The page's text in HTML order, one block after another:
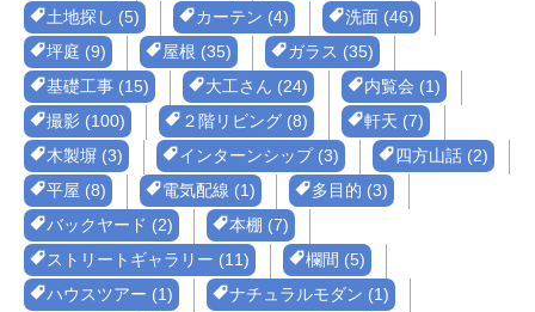
土地探し (5)
カーテン (4)
洗面 (46)
坪庭 (9)
屋根 (35)
ガラス (35)
基礎工事 (15)
大工さん (24)
内覧会 (1)
撮影 (100)
２階リビング (8)
軒天 (7)
木製塀 (3)
インターンシップ (3)
四方山話 (2)
平屋 (8)
電気配線 (1)
多目的 (3)
バックヤード (2)
本棚 (7)
ストリートギャラリー (11)
欄間 (5)
ハウスツアー (1)
ナチュラルモダン (1)